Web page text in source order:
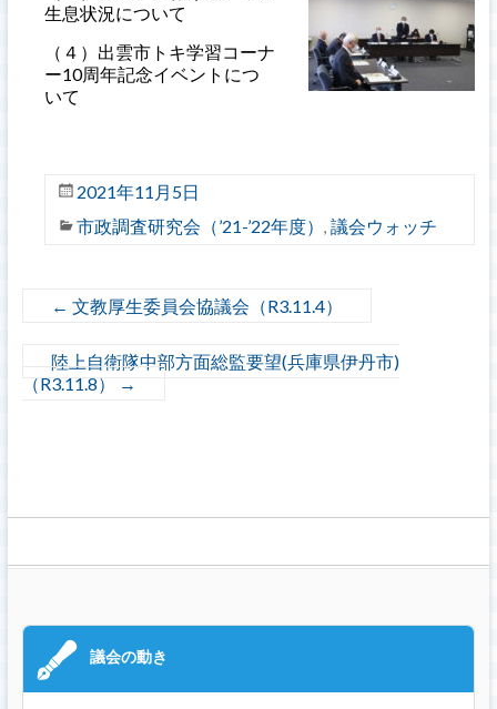
生息状況について
（４）出雲市トキ学習コーナ
ー10周年記念イベントにつ
いて
2021年11月5日
市政調査研究会（’21-’22年度） , 議会ウォッチ
← 文教厚生委員会協議会（R3.11.4）
陸上自衛隊中部方面総監要望(兵庫県伊丹市)
（R3.11.8）
→